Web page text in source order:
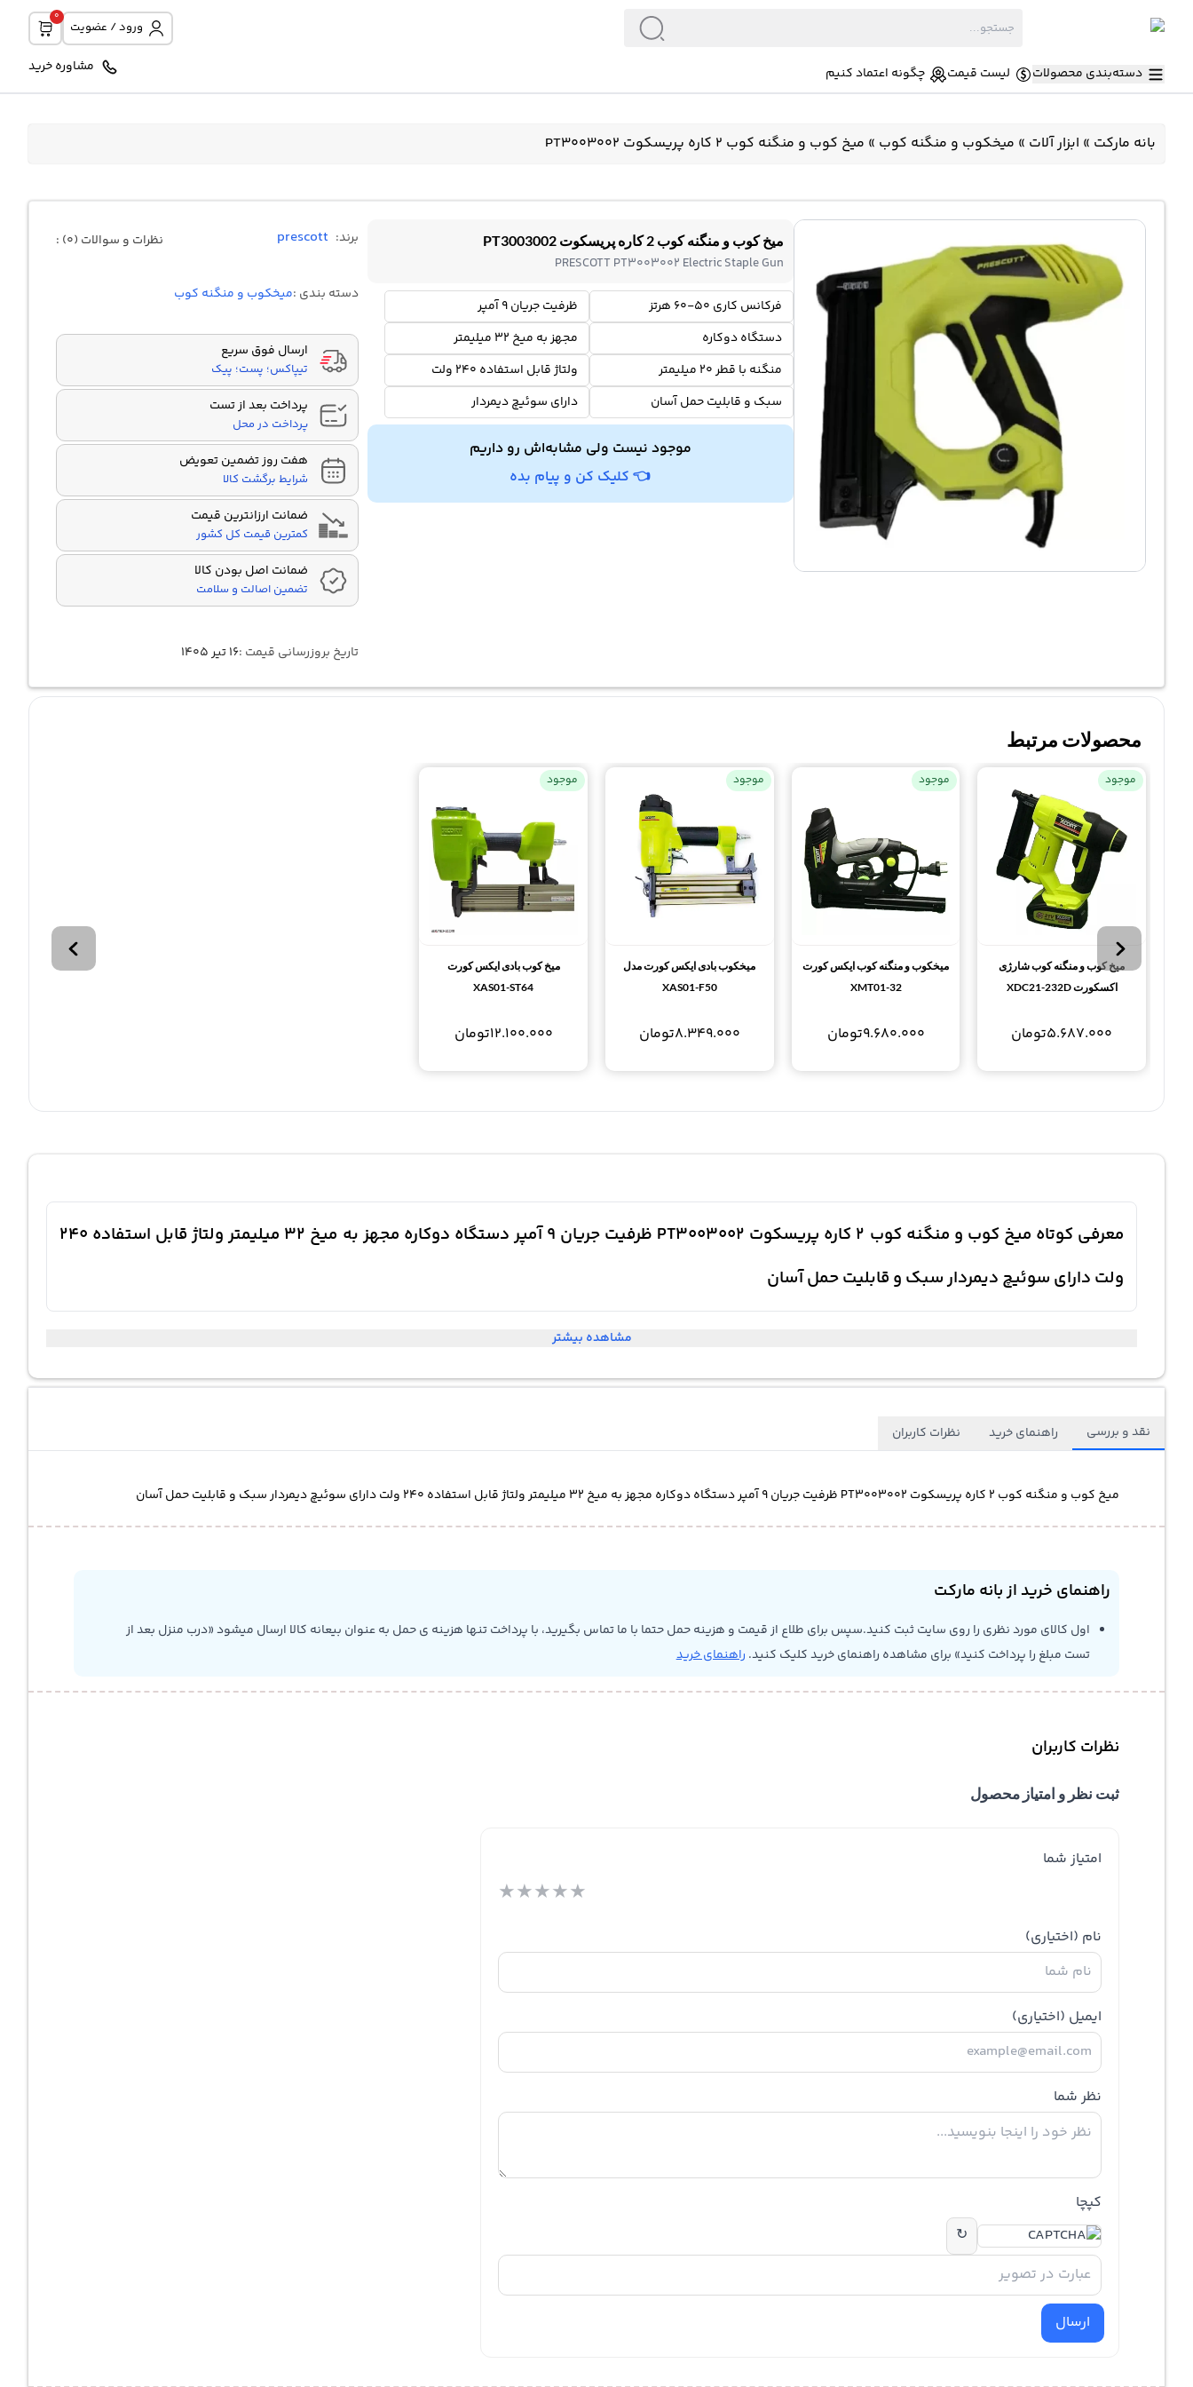
ورود / عضویت
0
دسته‌بندی محصولات لیست قیمت چگونه اعتماد کنیم مشاوره خرید
بانه مارکت » ابزار آلات » میخکوب و منگنه کوب » میخ کوب و منگنه کوب 2 کاره پریسکوت PT3003002
میخ کوب و منگنه کوب 2 کاره پریسکوت PT3003002
PRESCOTT PT3003002 Electric Staple Gun
فرکانس کاری 50-60 هرتز
ظرفیت جریان 9 آمپر
دستگاه دوکاره
مجهز به میخ 32 میلیمتر
منگنه با قطر 20 میلیمتر
ولتاژ قابل استفاده 240 ولت
سبک و قابلیت حمل آسان
دارای سوئیچ دیمردار
موجود نیست ولی مشابه‌اش رو داریم
👈 کلیک کن و پیام بده
برند: prescott نظرات و سوالات (0) :
دسته بندی :میخکوب و منگنه کوب
ارسال فوق سریع
تیپاکس؛ پست؛ پیک
پرداخت بعد از تست
پرداخت در محل
هفت روز تضمین تعویض
شرایط برگشت کالا
ضمانت ارزانترین قیمت
کمترین قیمت کل کشور
ضمانت اصل بودن کالا
تضمین اصالت و سلامت
تاریخ بروزرسانی قیمت :۱۶ تیر ۱۴۰۵
محصولات مرتبط
موجود
میخ کوب و منگنه کوب شارژی
اکسکورت XDC21-232D
5.687.000تومان
موجود
میخکوب و منگنه کوب ایکس کورت
XMT01-32
9.680.000تومان
موجود
میخکوب بادی ایکس کورت مدل
XAS01-F50
8.349.000تومان
موجود
میخ کوب بادی ایکس کورت
XAS01-ST64
12.100.000تومان
معرفی کوتاه میخ کوب و منگنه کوب 2 کاره پریسکوت PT3003002 ظرفیت جریان 9 آمپر دستگاه دوکاره مجهز به میخ 32 میلیمتر ولتاژ قابل استفاده 240
ولت دارای سوئیچ دیمردار سبک و قابلیت حمل آسان
مشاهده بیشتر
نقد و بررسی راهنمای خرید نظرات کاربران
میخ کوب و منگنه کوب 2 کاره پریسکوت PT3003002 ظرفیت جریان 9 آمپر دستگاه دوکاره مجهز به میخ 32 میلیمتر ولتاژ قابل استفاده 240 ولت دارای سوئیچ دیمردار سبک و قابلیت حمل آسان
راهنمای خرید از بانه مارکت
اول کالای مورد نظری را روی سایت ثبت کنید.سپس برای طلاع از قیمت و هزینه حمل حتما با ما تماس بگیرید، با پرداخت تنها هزینه ی حمل به عنوان بیعانه کالا ارسال میشود «درب منزل بعد از
تست مبلغ را پرداخت کنید» برای مشاهده راهنمای خرید کلیک کنید. راهنمای خرید
نظرات کاربران
ثبت نظر و امتیاز محصول
امتیاز شما
★★★★★
نام (اختیاری)
ایمیل (اختیاری)
نظر شما
کپچا
↻
ارسال